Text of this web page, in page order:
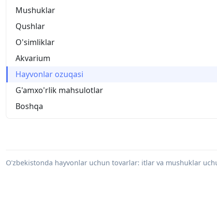
Mushuklar
Qushlar
O'simliklar
Akvarium
Hayvonlar ozuqasi
G'amxo'rlik mahsulotlar
Boshqa
O'zbekistonda hayvonlar uchun tovarlar: itlar va mushuklar